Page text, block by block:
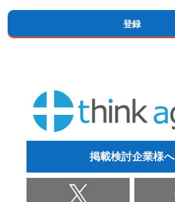
掲載検討企業様へ